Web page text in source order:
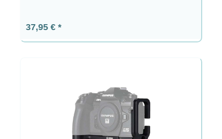
Prix régulier :
37,95 €